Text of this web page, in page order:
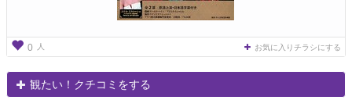
0 人 お気に入りチラシにする
観たい！クチコミをする